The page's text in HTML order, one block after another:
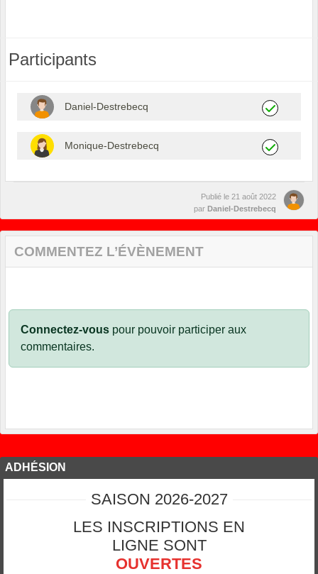
Participants
Daniel-Destrebecq
Monique-Destrebecq
Publié le 21 août 2022
par Daniel-Destrebecq
COMMENTEZ L’ÉVÈNEMENT
Connectez-vous pour pouvoir participer aux
commentaires.
ADHÉSION
SAISON 2026-2027
LES INSCRIPTIONS EN
LIGNE SONT
OUVERTES